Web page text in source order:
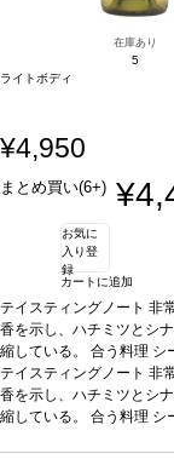
在庫あり
5
ライトボディ
¥4,950
まとめ買い(6+)
お気に
入り登
録
カートに追加
テイスティングノート 非
香を示し、ハチミツとシ
縮している。 合う料理 シ
イトチーズなどと好相性
在庫があり価格が同様の
ください。
テイスティングノート 非
香を示し、ハチミツとシ
縮している。 合う料理 シ